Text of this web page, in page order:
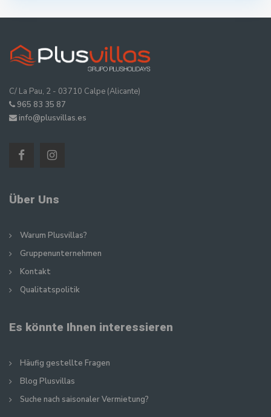
C/ La Pau, 2 - 03710 Calpe (Alicante)
965 83 35 87
info@plusvillas.es
Über Uns
Warum Plusvillas?
Gruppenunternehmen
Kontakt
Qualitatspolitik
Es könnte Ihnen interessieren
Häufig gestellte Fragen
Blog Plusvillas
Suche nach saisonaler Vermietung?